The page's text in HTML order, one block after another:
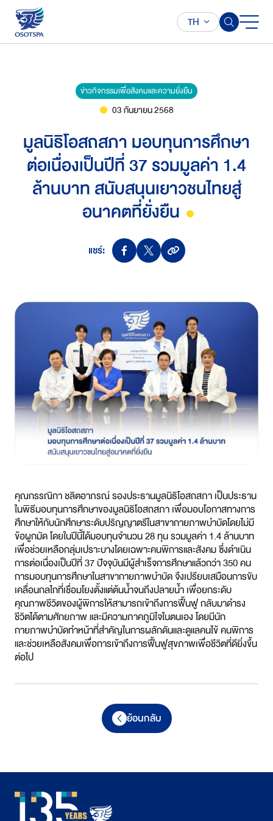
TH
ข่าวกิจกรรมเพื่อสังคมและความยั่งยืน
03 กันยายน 2568
มูลนิธิโอสถสภา มอบทุนการศึกษา
ต่อเนื่องเป็นปีที่ 37 รวมมูลค่า 1.4
ล้านบาท สนับสนุนเยาวชนไทยสู่
อนาคตที่ยั่งยืน
แชร์:
คุณกรรณิกา ชลิตอาภรณ์ รองประธานมูลนิธิโอสถสภา เป็นประธาน
ในพิธีมอบทุนการศึกษาของมูลนิธิโอสถสภา เพื่อมอบโอกาสทางการ
ศึกษาให้กับนักศึกษาระดับปริญญาตรีในสาขากายภาพบำบัดโดยไม่มี
ข้อผูกมัด โดยในปีนี้ได้มอบทุนจำนวน 28 ทุน รวมมูลค่า 1.4 ล้านบาท
เพื่อช่วยเหลือกลุ่มเปราะบางโดยเฉพาะคนพิการและสังคม ซึ่งดำเนิน
การต่อเนื่องเป็นปีที่ 37 ปัจจุบันมีผู้สำเร็จการศึกษาแล้วกว่า 350 คน
การมอบทุนการศึกษาในสาขากายภาพบำบัด จึงเปรียบเสมือนการขับ
เคลื่อนกลไกที่เชื่อมโยงตั้งแต่ต้นน้ำจนถึงปลายน้ำ เพื่อยกระดับ
คุณภาพชีวิตของผู้พิการให้สามารถเข้าถึงการฟื้นฟู กลับมาดำรง
ชีวิตได้ตามศักยภาพ และมีความภาคภูมิใจในตนเอง โดยมีนัก
กายภาพบำบัดทำหน้าที่สำคัญในการผลักดันและดูแลคนไข้ คนพิการ
และช่วยเหลือสังคมเพื่อการเข้าถึงการฟื้นฟูสุขภาพเพื่อชีวิตที่ดียิ่งขึ้น
ต่อไป
ย้อนกลับ